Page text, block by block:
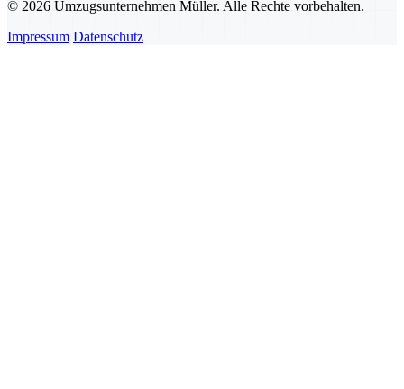
© 2026 Umzugsunternehmen Müller. Alle Rechte vorbehalten.
Impressum Datenschutz